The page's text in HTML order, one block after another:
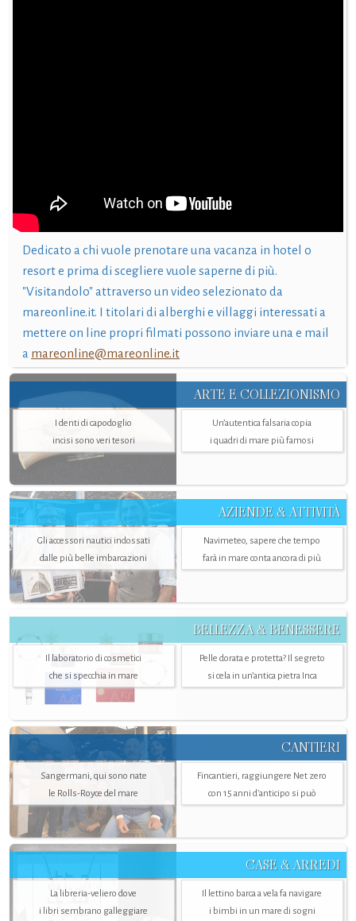
Dedicato a chi vuole prenotare una vacanza in hotel o
resort e prima di scegliere vuole saperne di più.
"Visitandolo" attraverso un video selezionato da
mareonline.it. I titolari di alberghi e villaggi interessati a
mettere on line propri filmati possono inviare una e mail
a mareonline@mareonline.it
ARTE E COLLEZIONISMO
I denti di capodoglio
incisi sono veri tesori
Un’autentica falsaria copia
i quadri di mare più famosi
AZIENDE & ATTIVITÀ
Gli accessori nautici indossati
dalle più belle imbarcazioni
Navimeteo, sapere che tempo
farà in mare conta ancora di più
BELLEZZA & BENESSERE
Il laboratorio di cosmetici
che si specchia in mare
Pelle dorata e protetta? Il segreto
si cela in un’antica pietra Inca
CANTIERI
Sangermani, qui sono nate
le Rolls-Royce del mare
Fincantieri, raggiungere Net zero
con 15 anni d'anticipo si può
CASE & ARREDI
La libreria-veliero dove
i libri sembrano galleggiare
Il lettino barca a vela fa navigare
i bimbi in un mare di sogni